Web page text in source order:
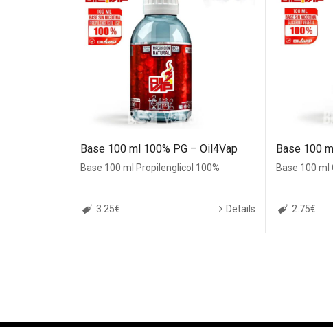
Base 100 ml 100% PG – Oil4Vap
Base 100 ml Propilenglicol 100%
3.25€ Details
Base 100
Base 100 ml
2.75€